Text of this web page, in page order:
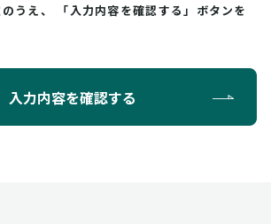
うえ、
「入力内容を確認する」ボタンを
入力内容を確認する